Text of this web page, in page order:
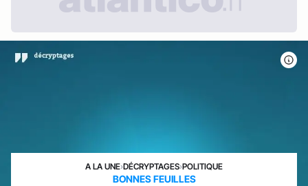
A LA UNE›DÉCRYPTAGES›POLITIQUE
BONNES FEUILLES